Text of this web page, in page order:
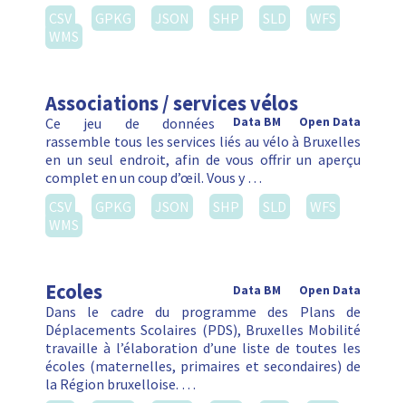
CSV
GPKG JSON SHP SLD
WFS
WMS
Associations / services vélos
Open Data
Data BM
Ce jeu de données
rassemble tous les services liés au vélo à Bruxelles
en un seul endroit, afin de vous offrir un aperçu
complet en un coup d’œil. Vous y …
CSV
GPKG JSON SHP SLD
WFS
WMS
Ecoles Open Data
Data BM
Dans le cadre du programme des Plans de
Déplacements Scolaires (PDS), Bruxelles Mobilité
travaille à l’élaboration d’une liste de toutes les
écoles (maternelles, primaires et secondaires) de
la Région bruxelloise. …